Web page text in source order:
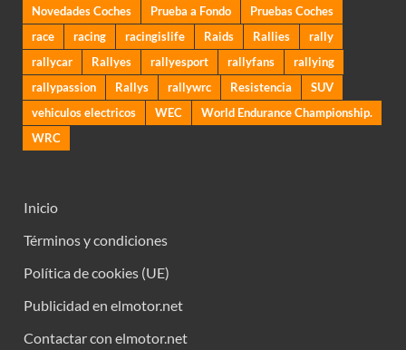
Novedades Coches
Prueba a Fondo
Pruebas Coches
race
racing racingislife Raids Rallies
rally
rallycar
Rallyes rallyesport rallyfans
rallying
rallypassion
Rallys rallywrc Resistencia
SUV
vehiculos electricos
WEC
World Endurance Championship.
WRC
Inicio
Términos y condiciones
Política de cookies (UE)
Publicidad en elmotor.net
Contactar con elmotor.net